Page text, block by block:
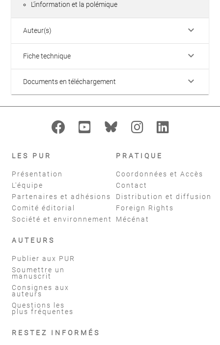
L’information et la polémique
Auteur(s) keyboard_arrow_down
Fiche technique keyboard_arrow_down
Documents en téléchargement keyboard_arrow_down
LES PUR
Présentation
L'équipe
Partenaires et adhésions
Comité éditorial
Société et environnement
PRATIQUE
Coordonnées et Accès
Contact
Distribution et diffusion
Foreign Rights
Mécénat
AUTEURS
Publier aux PUR
Soumettre un
manuscrit
Consignes aux
auteurs
Questions les
plus fréquentes
RESTEZ INFORMÉS